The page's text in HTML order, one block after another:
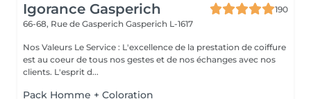
Igorance Gasperich
190
66-68, Rue de Gasperich Gasperich L-1617
Nos Valeurs Le Service : L'excellence de la prestation de coiffure
est au coeur de tous nos gestes et de nos échanges avec nos
clients. L'esprit d...
Pack Homme + Coloration